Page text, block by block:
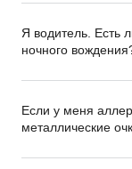
Я водитель. Есть
ночного
Если у меня
металлические